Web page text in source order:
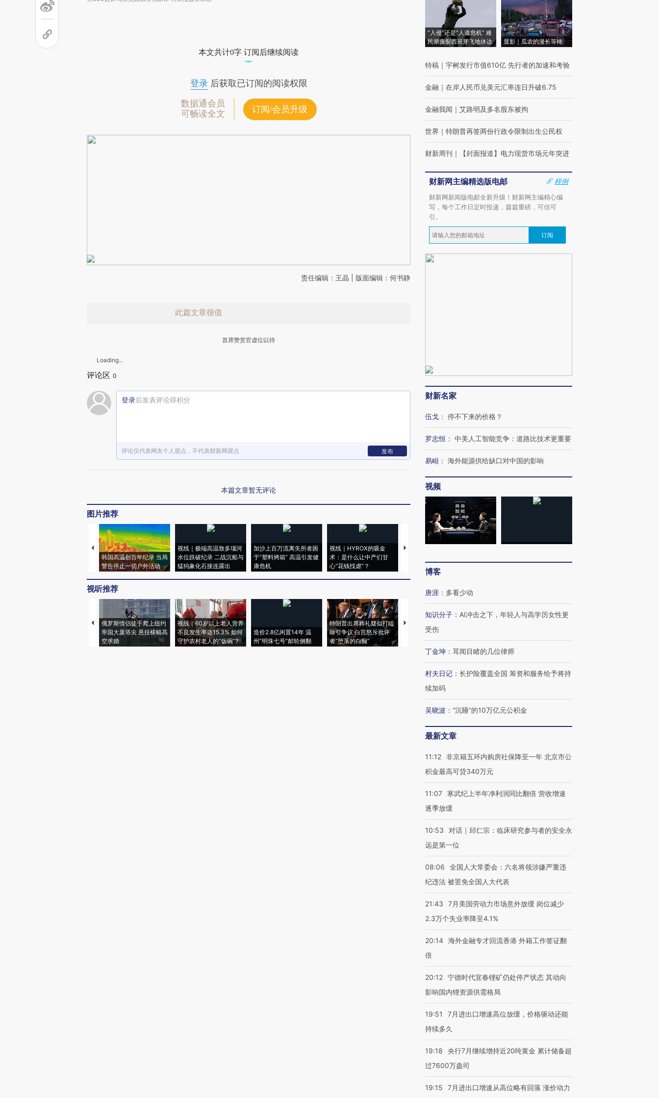
本文共计0字 订阅后继续阅读
登录后获取已订阅的阅读权限
数据通会员
可畅读全文
订阅/会员升级
责任编辑：王晶 | 版面编辑：何书静
此篇文章很值
首席赞赏官虚位以待
Loading...
评论区 0
登录后发表评论得积分
评论仅代表网友个人观点，不代表财新网观点 发布
本篇文章暂无评论
图片推荐
韩国高温创百年纪录 当局
警告停止一切户外活动
视线｜极端高温致多瑙河
水位跌破纪录 二战沉船与
猛犸象化石接连露出
加沙上百万流离失所者困
于“塑料烤箱” 高温引发健
康危机
视线｜HYROX的吸金
术：是什么让中产们甘
心“花钱找虐”？
马航飞行员跨国走私7万
视听推荐
俄罗斯情侣徒手爬上纽约
帝国大厦塔尖 悬挂横幅高
空求婚
视线｜60岁以上老人营养
不良发生率达15.3% 如何
守护农村老人的“饭碗”?
造价2.8亿闲置14年 温
州“明珠七号”邮轮侧翻
特朗普出席葬礼疑似打瞌
睡引争议 白宫怒斥批评
者“堕落的白痴”
韩国高温创百年纪录 当局
警告停止一切户外活动
的夏天
阿根廷3-0阿尔及利亚
“入侵”还是“人道危机” 难
民潮撕裂西班牙飞地休达
显影｜瓜农的漫长等待
特稿 ｜ 宇树发行市值610亿 先行者的加速和考验
金融 ｜ 在岸人民币兑美元汇率连日升破6.75
金融我闻 ｜ 艾路明及多名股东被拘
世界 ｜ 特朗普再签两份行政令限制出生公民权
财新周刊 ｜ 【封面报道】电力现货市场元年突进
财新网主编精选版电邮
样例
财新网新闻版电邮全新升级！财新网主编精心编
写，每个工作日定时投递，篇篇重磅，可信可
引。
订阅
财新名家
伍戈 ： 停不下来的价格？
罗志恒 ： 中美人工智能竞争：道路比技术更重要
易峘 ： 海外能源供给缺口对中国的影响
视频
博客
唐涯 ： 多看少动
知识分子 ： AI冲击之下，年轻人与高学历女性更
受伤
丁金坤 ： 耳闻目睹的几位律师
村夫日记 ： 长护险覆盖全国 筹资和服务给予将持
续加码
吴晓波 ： “沉睡”的10万亿元公积金
最新文章
11:12 非京籍五环内购房社保降至一年 北京市公
积金最高可贷340万元
11:07
寒武纪上半年净利润同比翻倍 营收增速
逐季放缓
10:53
对话｜邱仁宗：临床研究参与者的安全永
远是第一位
08:06
全国人大常委会：六名将领涉嫌严重违
纪违法 被罢免全国人大代表
21:43
7月美国劳动力市场意外放缓 岗位减少
2.3万个失业率降至4.1%
20:14 海外金融专才回流香港 外籍工作签证翻
倍
20:12 宁德时代宜春锂矿仍处停产状态 其动向
影响国内锂资源供需格局
19:51
7月进出口增速高位放缓，价格驱动还能
持续多久
19:18
央行7月继续增持近20吨黄金 累计储备超
过7600万盎司
19:15 7月进出口增速从高位略有回落 涨价动力